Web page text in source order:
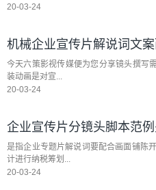
20-03-24
机械企业宣传片解说词文
今天六策影视传媒便为您分享镜头撰写
装动画是对宣...
20-03-24
企业宣传片分镜头脚本范
是指企业专题片解说词要配合画面铺陈
计进行纳税筹划...
20-03-24